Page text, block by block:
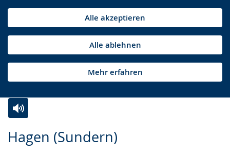
Alle akzeptieren
Alle ablehnen
Mehr erfahren
Hagen (Sundern)
Leichten
Audio-
Video